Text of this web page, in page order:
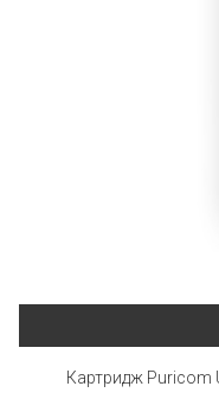
Картридж Puricom